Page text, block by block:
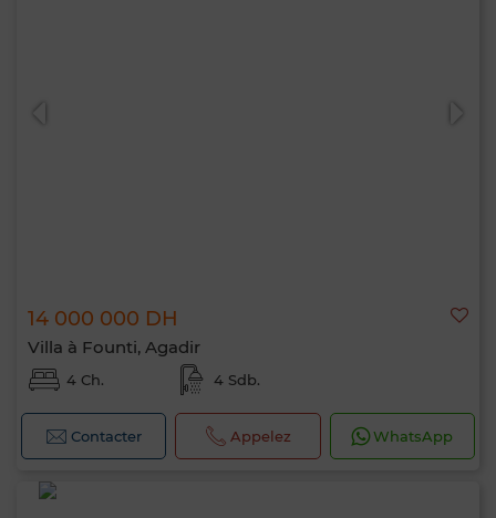
14 000 000 DH
Villa à Founti, Agadir
4 Ch. 4 Sdb.
Contacter Appelez WhatsApp